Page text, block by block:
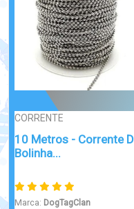
CLASSIC
Dog Tag redonda inox
316
Marca: DogTagClan